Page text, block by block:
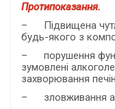
Протипоказання.
– Підвищена
будь-якого з
– порушення
зумовлені
захворювання
– зловживання